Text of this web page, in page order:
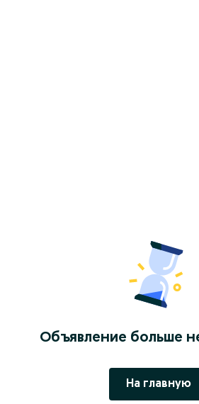
Объявление больше
На главную